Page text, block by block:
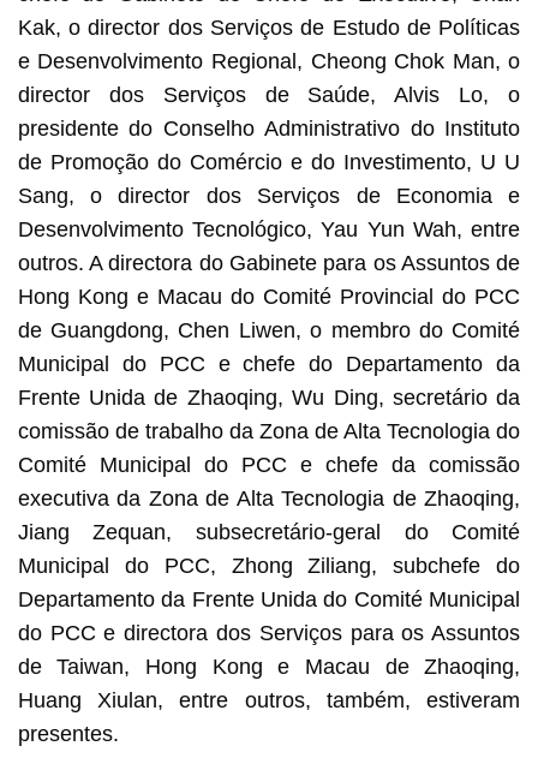
Kak, o director dos Serviços de Estudo de Políticas
e Desenvolvimento Regional, Cheong Chok Man, o
director dos Serviços de Saúde, Alvis Lo, o
presidente do Conselho Administrativo do Instituto
de Promoção do Comércio e do Investimento, U U
Sang, o director dos Serviços de Economia e
Desenvolvimento Tecnológico, Yau Yun Wah, entre
outros. A directora do Gabinete para os Assuntos de
Hong Kong e Macau do Comité Provincial do PCC
de Guangdong, Chen Liwen, o membro do Comité
Municipal do PCC e chefe do Departamento da
Frente Unida de Zhaoqing, Wu Ding, secretário da
comissão de trabalho da Zona de Alta Tecnologia do
Comité Municipal do PCC e chefe da comissão
executiva da Zona de Alta Tecnologia de Zhaoqing,
Jiang Zequan, subsecretário-geral do Comité
Municipal do PCC, Zhong Ziliang, subchefe do
Departamento da Frente Unida do Comité Municipal
do PCC e directora dos Serviços para os Assuntos
de Taiwan, Hong Kong e Macau de Zhaoqing,
Huang Xiulan, entre outros, também, estiveram
presentes.